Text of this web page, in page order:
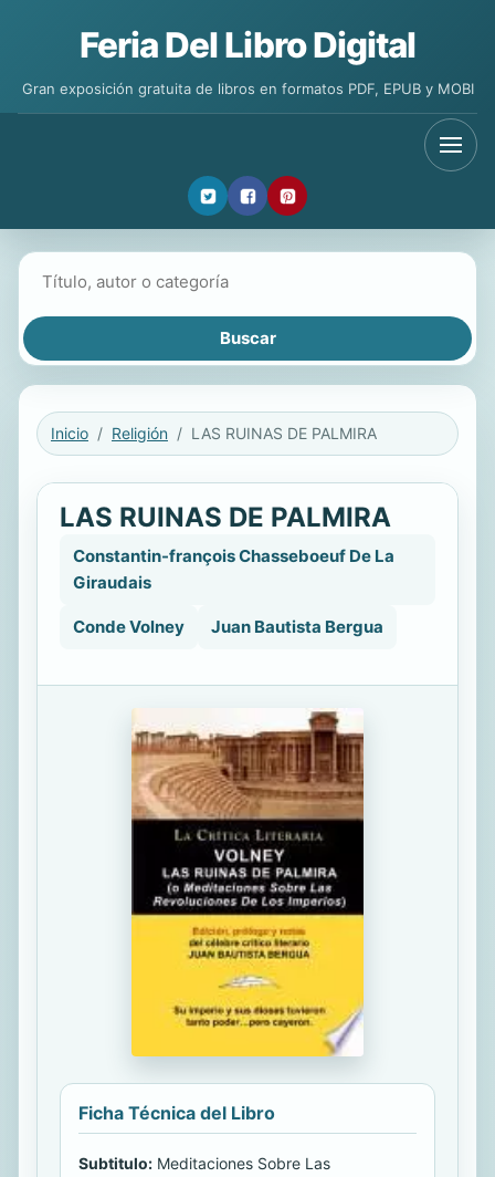
Feria Del Libro Digital
Gran exposición gratuita de libros en formatos PDF, EPUB y MOBI
Inicio Religión LAS RUINAS DE PALMIRA
LAS RUINAS DE PALMIRA
Constantin-françois Chasseboeuf De La
Giraudais
Conde Volney Juan Bautista Bergua
Ficha Técnica del Libro
Subtitulo: Meditaciones Sobre Las